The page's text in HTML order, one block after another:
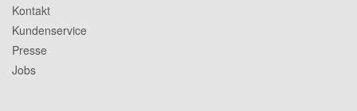
Kontakt
Kundenservice
Presse
Jobs